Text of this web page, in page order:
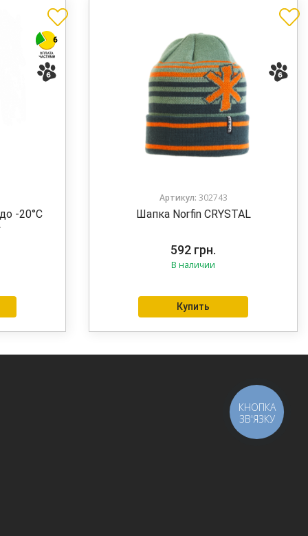
-20°C
Артикул: 302743
Шапка Norfin CRYSTAL
592 грн.
В наличии
Купить
КНОПКА
ЗВ'ЯЗКУ